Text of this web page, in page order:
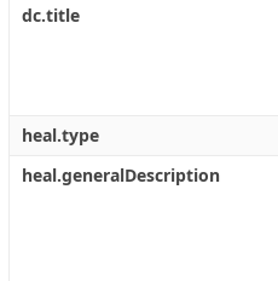
dc.title
heal.type
heal.generalDescription